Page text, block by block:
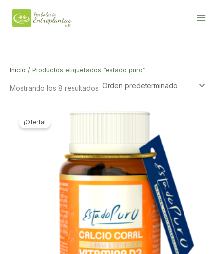
contenido
Inicio / Productos etiquetados “estado puro”
Mostrando los 8 resultados
¡Oferta!